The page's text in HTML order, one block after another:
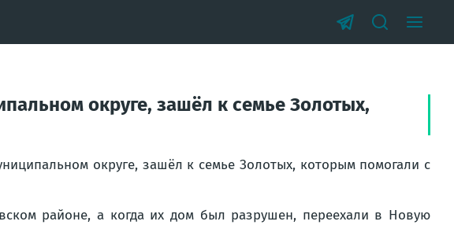
округе, зашёл к семье Золотых,
округе, зашёл к семье Золотых, которым помогали с
районе, а когда их дом был разрушен, переехали в Новую